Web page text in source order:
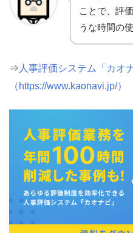
ことで、評
うな時間の
⇒ 人事評価システム「カオ
（https://www.kaonavi.jp/）